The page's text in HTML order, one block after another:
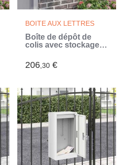
BOITE AUX LETTRES
Boîte de dépôt de
colis avec stockage
cm (Argent)
206,30 €